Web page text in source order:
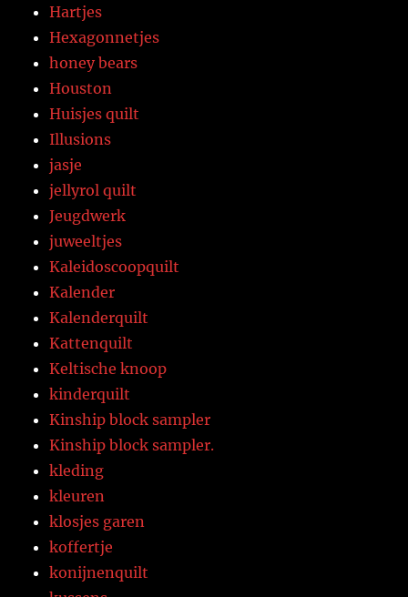
Hartjes
Hexagonnetjes
honey bears
Houston
Huisjes quilt
Illusions
jasje
jellyrol quilt
Jeugdwerk
juweeltjes
Kaleidoscoopquilt
Kalender
Kalenderquilt
Kattenquilt
Keltische knoop
kinderquilt
Kinship block sampler
Kinship block sampler.
kleding
kleuren
klosjes garen
koffertje
konijnenquilt